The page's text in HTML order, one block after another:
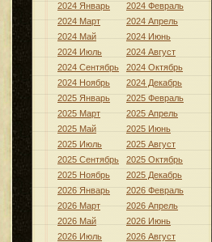
2024 Январь
2024 Февраль
2024 Март
2024 Апрель
2024 Май
2024 Июнь
2024 Июль
2024 Август
2024 Сентябрь
2024 Октябрь
2024 Ноябрь
2024 Декабрь
2025 Январь
2025 Февраль
2025 Март
2025 Апрель
2025 Май
2025 Июнь
2025 Июль
2025 Август
2025 Сентябрь
2025 Октябрь
2025 Ноябрь
2025 Декабрь
2026 Январь
2026 Февраль
2026 Март
2026 Апрель
2026 Май
2026 Июнь
2026 Июль
2026 Август